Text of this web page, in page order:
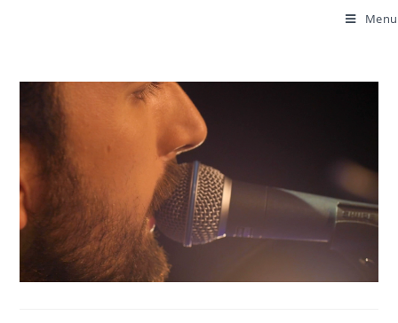
Menu